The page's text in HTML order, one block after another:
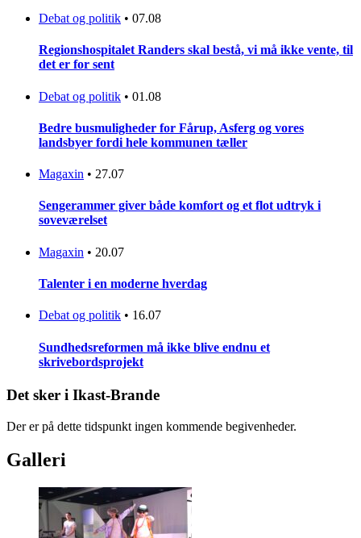
Debat og politik • 07.08
Regionshospitalet Randers skal bestå, vi må ikke vente, til
det er for sent
Debat og politik • 01.08
Bedre busmuligheder for Fårup, Asferg og vores
landsbyer fordi hele kommunen tæller
Magaxin • 27.07
Sengerammer giver både komfort og et flot udtryk i
soveværelset
Magaxin • 20.07
Talenter i en moderne hverdag
Debat og politik • 16.07
Sundhedsreformen må ikke blive endnu et
skrivebordsprojekt
Det sker i Ikast-Brande
Der er på dette tidspunkt ingen kommende begivenheder.
Galleri